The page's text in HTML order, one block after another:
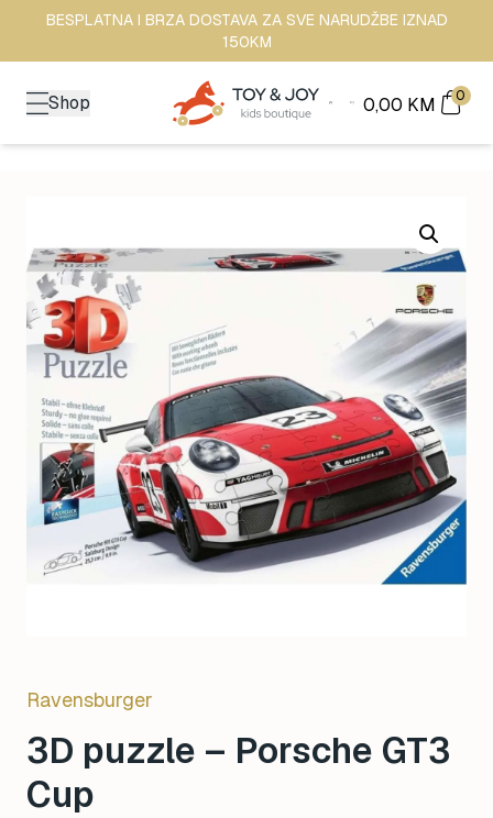
BESPLATNA I BRZA DOSTAVA ZA SVE NARUDŽBE IZNAD
150KM
Shop 0,00 KM 0
Ravensburger
3D puzzle – Porsche GT3
Cup